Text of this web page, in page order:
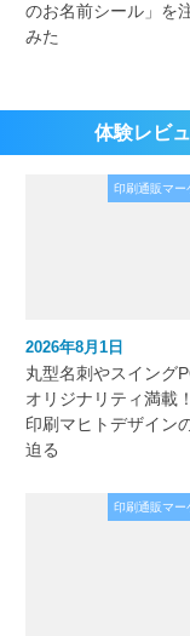
のお名前シール」を
みた
体験レビ
印刷通販マー
2026年8月1日
丸型名刺やスイング
オリジナリティ満載
印刷マヒトデザイン
迫る
印刷通販マー